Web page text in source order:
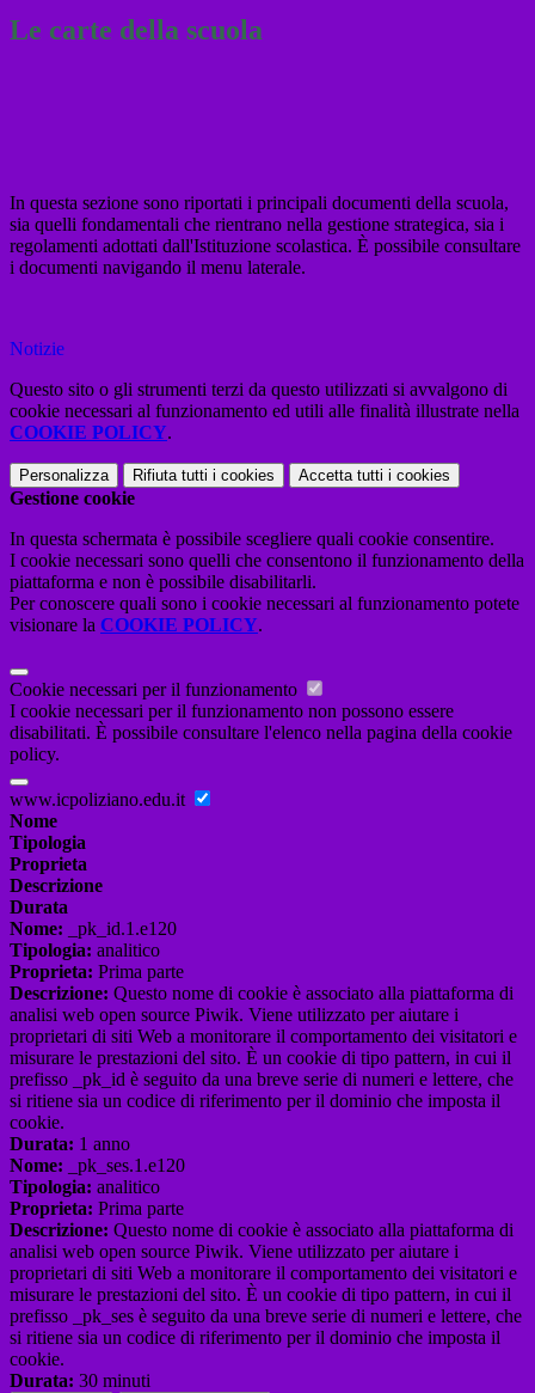
Le carte della scuola
In questa sezione sono riportati i principali documenti della scuola,
sia quelli fondamentali che rientrano nella gestione strategica, sia i
regolamenti adottati dall'Istituzione scolastica. È possibile consultare
i documenti navigando il menu laterale.
Notizie
Questo sito o gli strumenti terzi da questo utilizzati si avvalgono di
cookie necessari al funzionamento ed utili alle finalità illustrate nella
COOKIE POLICY.
Personalizza Rifiuta tutti i cookies Accetta tutti i cookies
Gestione cookie
In questa schermata è possibile scegliere quali cookie consentire.
I cookie necessari sono quelli che consentono il funzionamento della
piattaforma e non è possibile disabilitarli.
Per conoscere quali sono i cookie necessari al funzionamento potete
visionare la COOKIE POLICY.
Cookie necessari per il funzionamento
I cookie necessari per il funzionamento non possono essere
disabilitati. È possibile consultare l'elenco nella pagina della cookie
policy.
www.icpoliziano.edu.it
Nome
Tipologia
Proprieta
Descrizione
Durata
Nome: _pk_id.1.e120
Tipologia: analitico
Proprieta: Prima parte
Descrizione: Questo nome di cookie è associato alla piattaforma di
analisi web open source Piwik. Viene utilizzato per aiutare i
proprietari di siti Web a monitorare il comportamento dei visitatori e
misurare le prestazioni del sito. È un cookie di tipo pattern, in cui il
prefisso _pk_id è seguito da una breve serie di numeri e lettere, che
si ritiene sia un codice di riferimento per il dominio che imposta il
cookie.
Durata: 1 anno
Nome: _pk_ses.1.e120
Tipologia: analitico
Proprieta: Prima parte
Descrizione: Questo nome di cookie è associato alla piattaforma di
analisi web open source Piwik. Viene utilizzato per aiutare i
proprietari di siti Web a monitorare il comportamento dei visitatori e
misurare le prestazioni del sito. È un cookie di tipo pattern, in cui il
prefisso _pk_ses è seguito da una breve serie di numeri e lettere, che
si ritiene sia un codice di riferimento per il dominio che imposta il
cookie.
Durata: 30 minuti